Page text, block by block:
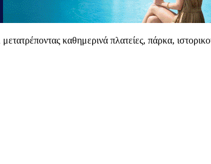
καθημερινά πλατείες, πάρκα,